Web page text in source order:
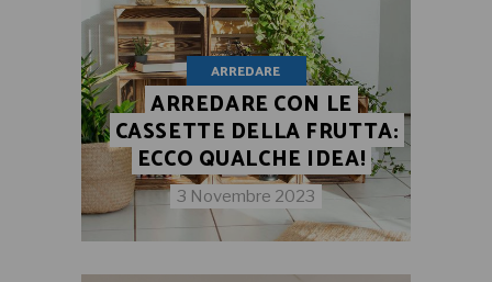
ARREDARE
ARREDARE CON LE
CASSETTE DELLA FRUTTA:
ECCO QUALCHE IDEA!
3 Novembre 2023